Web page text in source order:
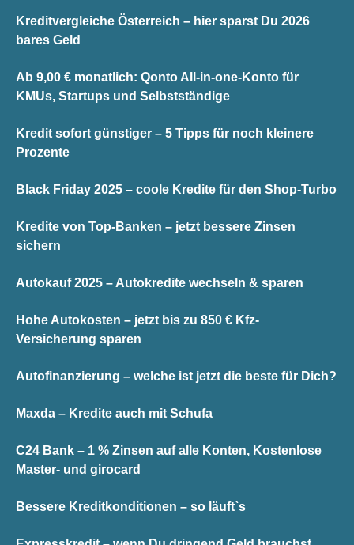
Kreditvergleiche Österreich – hier sparst Du 2026
bares Geld
Ab 9,00 € monatlich: Qonto All-in-one-Konto für
KMUs, Startups und Selbstständige
Kredit sofort günstiger – 5 Tipps für noch kleinere
Prozente
Black Friday 2025 – coole Kredite für den Shop-Turbo
Kredite von Top-Banken – jetzt bessere Zinsen
sichern
Autokauf 2025 – Autokredite wechseln & sparen
Hohe Autokosten – jetzt bis zu 850 € Kfz-
Versicherung sparen
Autofinanzierung – welche ist jetzt die beste für Dich?
Maxda – Kredite auch mit Schufa
C24 Bank – 1 % Zinsen auf alle Konten, Kostenlose
Master- und girocard
Bessere Kreditkonditionen – so läuft`s